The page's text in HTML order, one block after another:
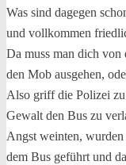
Was sind dagegen
und vollkommen
Da muss man dich
den Mob ausgehen,
Also griff die Polizei
Gewalt den Bus zu
Angst weinten,
dem Bus geführt und